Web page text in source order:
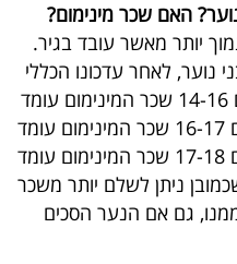
האם שכר מינימום?
יותר מאשר עובד בגיר.
נוער, לאחר עדכונו הכללי
באפריל 2024, הוא כך: בגילאים 14-16 שכר המינימום עומד
על 23.79 שקל לשעה. בגילאים 16-17 שכר המינימום עומד
על 25.49 שקל לשעה. בגילאים 17-18 שכר המינימום עומד
שכמובן ניתן לשלם יותר משכר
גם אם הנער הסכים